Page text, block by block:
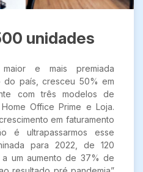
unidades
e mais premiada
do país, cresceu 50% em
com três modelos de
Office Prime e Loja.
em faturamento
é ultrapassarmos esse
para 2022, de 120
um aumento de 37% de